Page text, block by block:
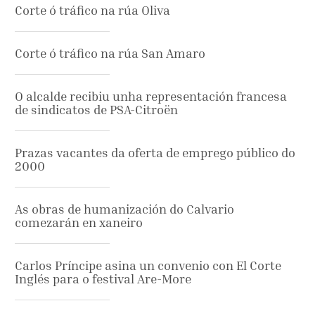
Corte ó tráfico na rúa Oliva
Corte ó tráfico na rúa San Amaro
O alcalde recibiu unha representación francesa
de sindicatos de PSA-Citroën
Prazas vacantes da oferta de emprego público do
2000
As obras de humanización do Calvario
comezarán en xaneiro
Carlos Príncipe asina un convenio con El Corte
Inglés para o festival Are-More